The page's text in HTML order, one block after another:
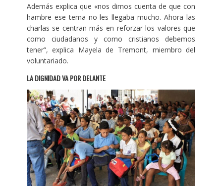
Además explica que «nos dimos cuenta de que con
hambre ese tema no les llegaba mucho. Ahora las
charlas se centran más en reforzar los valores que
como ciudadanos y como cristianos debemos
tener”, explica Mayela de Tremont, miembro del
voluntariado.
LA DIGNIDAD VA POR DELANTE